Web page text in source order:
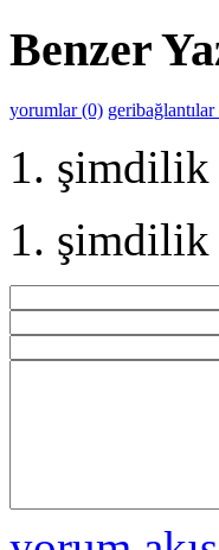
Benzer
yorumlar (0)
şimdilik
şimdilik